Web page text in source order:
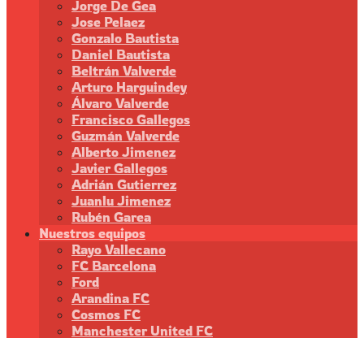
Jorge De Gea
Jose Pelaez
Gonzalo Bautista
Daniel Bautista
Beltrán Valverde
Arturo Harguindey
Álvaro Valverde
Francisco Gallegos
Guzmán Valverde
Alberto Jimenez
Javier Gallegos
Adrián Gutierrez
Juanlu Jimenez
Rubén Garea
Nuestros equipos
Rayo Vallecano
FC Barcelona
Ford
Arandina FC
Cosmos FC
Manchester United FC